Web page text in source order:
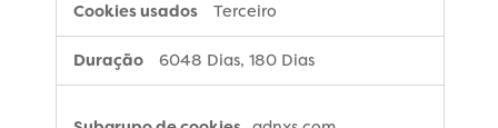
Terceiro
6048 Dias, 180 Dias